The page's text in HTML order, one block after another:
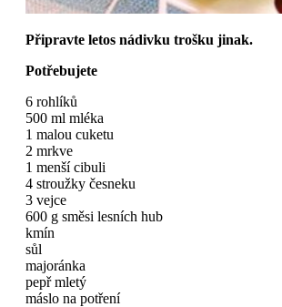
Připravte letos nádivku trošku jinak.
Potřebujete
6 rohlíků
500 ml mléka
1 malou cuketu
2 mrkve
1 menší cibuli
4 stroužky česneku
3 vejce
600 g směsi lesních hub
kmín
sůl
majoránka
pepř mletý
máslo na potření